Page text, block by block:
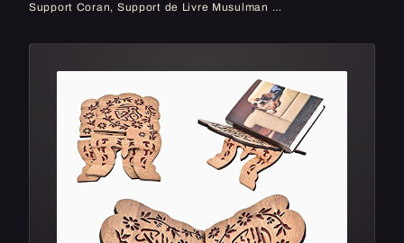
Support Coran, Support de Livre Musulman en Bois Sculpté à La Main, Coran Titulaire du Livre Islam Livre Étrier Support À La Maison Décoration de B...